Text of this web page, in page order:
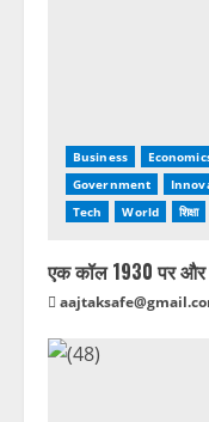
Business
Government
Tech
World शिक्षा
एक कॉल 1930 पर और